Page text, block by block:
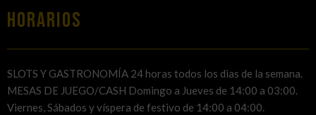
HORARIOS
SLOTS Y GASTRONOMÍA 24 horas todos los dias de la semana.
MESAS DE JUEGO/CASH Domingo a Jueves de 14:00 a 03:00.
Viernes, Sábados y víspera de festivo de 14:00 a 04:00.